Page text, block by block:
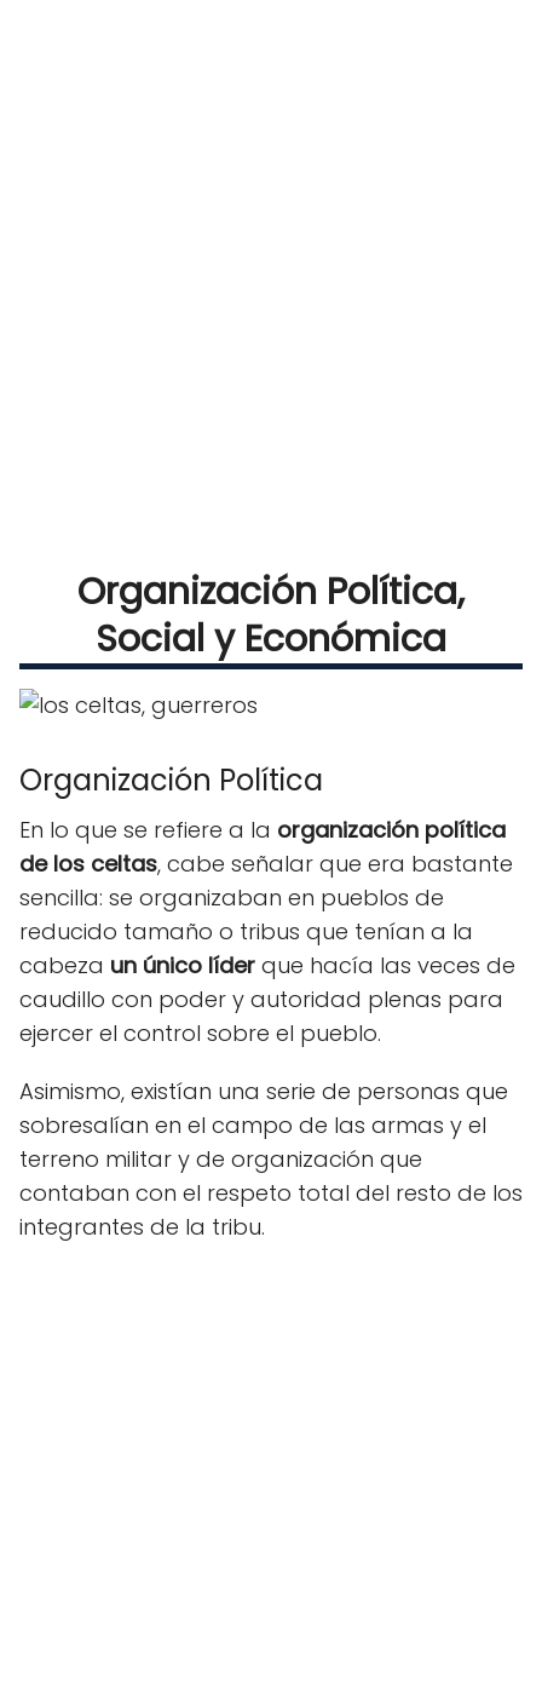
Organización Política,
Social y Económica
Organización Política
En lo que se refiere a la organización política
de los celtas, cabe señalar que era bastante
sencilla: se organizaban en pueblos de
reducido tamaño o tribus que tenían a la
cabeza un único líder que hacía las veces de
caudillo con poder y autoridad plenas para
ejercer el control sobre el pueblo.
Asimismo, existían una serie de personas que
sobresalían en el campo de las armas y el
terreno militar y de organización que
contaban con el respeto total del resto de los
integrantes de la tribu.